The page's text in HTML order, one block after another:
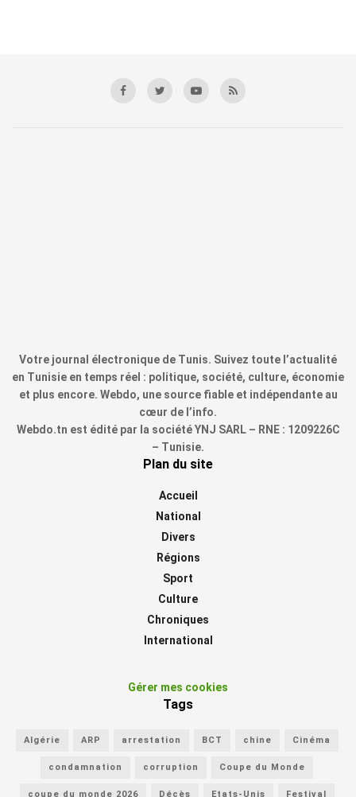
Votre journal électronique de Tunis. Suivez toute l’actualité
en Tunisie en temps réel : politique, société, culture, économie
et plus encore. Webdo, une source fiable et indépendante au
cœur de l’info.
Webdo.tn est édité par la société YNJ SARL – RNE : 1209226C
– Tunisie.
Plan du site
Accueil
National
Divers
Régions
Sport
Culture
Chroniques
International
Gérer mes cookies
Tags
Algérie ARP arrestation BCT chine Cinéma
condamnation corruption Coupe du Monde
coupe du monde 2026 Décès Etats-Unis Festival